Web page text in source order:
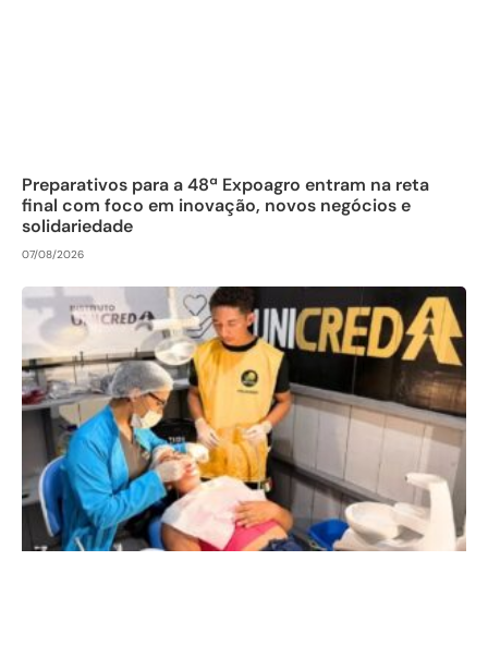
Preparativos para a 48ª Expoagro entram na reta
final com foco em inovação, novos negócios e
solidariedade
07/08/2026